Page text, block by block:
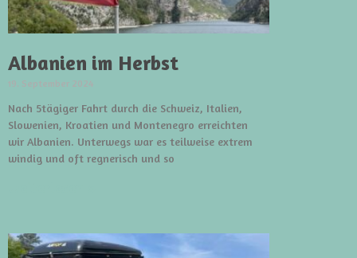
Albanien im Herbst
19. September 2024
Nach 5tägiger Fahrt durch die Schweiz, Italien,
Slowenien, Kroatien und Montenegro erreichten
wir Albanien. Unterwegs war es teilweise extrem
windig und oft regnerisch und so